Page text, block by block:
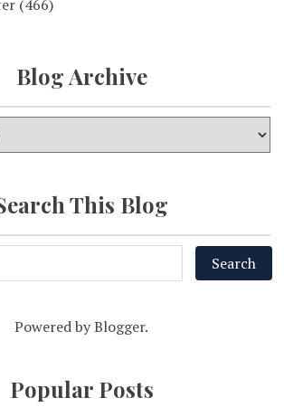
(466)
Blog Archive
This Blog
Powered byBlogger.
Popular Posts